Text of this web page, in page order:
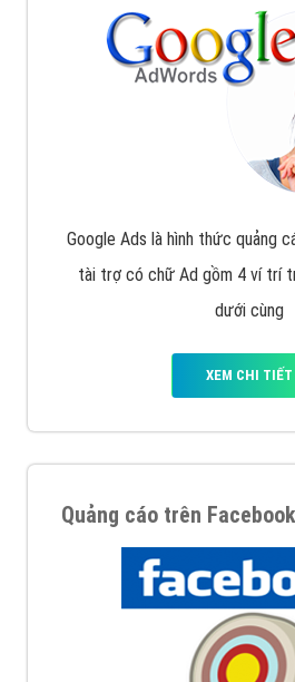
support@vietadsgroup.vnđể
sâu về giải pháp marketing hiệu
Google Ads là hình thức quảng
tài trợ có chữ Ad gồm 4 ví trí